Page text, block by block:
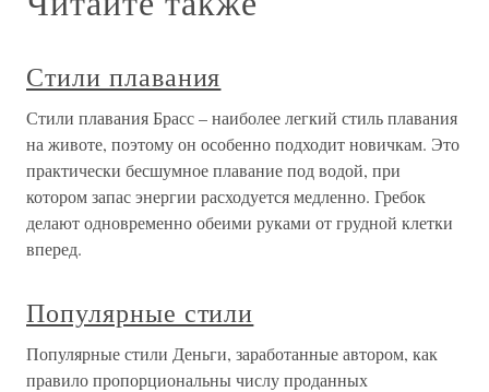
Стили плавания
Стили плавания Брасс – наиболее легкий стиль плавания
на животе, поэтому он особенно подходит новичкам. Это
практически бесшумное плавание под водой, при
котором запас энергии расходуется медленно. Гребок
делают одновременно обеими руками от грудной клетки
вперед.
Популярные стили
Популярные стили Деньги, заработанные автором, как
правило пропорциональны числу проданных